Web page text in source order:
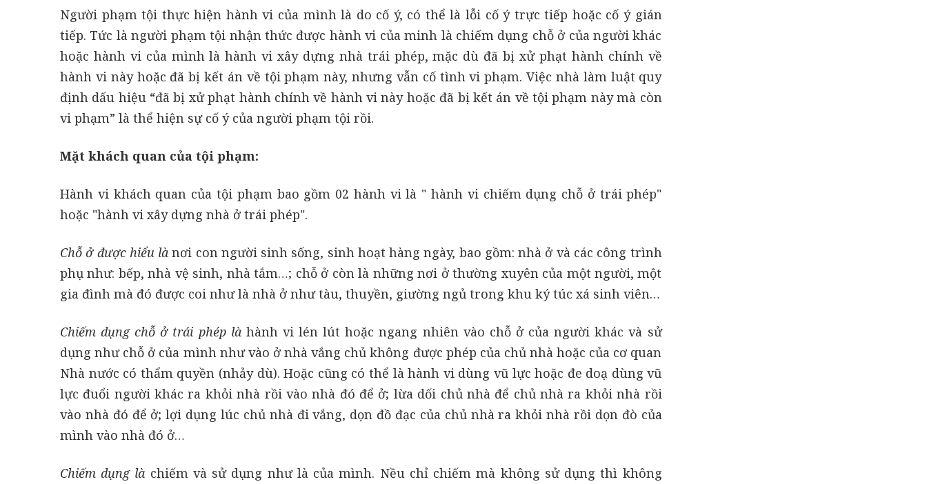
Người phạm tội thực hiện hành vi của mình là do cố ý, có thể là lỗi cố ý trực tiếp hoặc cố ý gián
tiếp. Tức là người phạm tội nhận thức được hành vi của minh là chiếm dụng chỗ ở của người khác
hoặc hành vi của mình là hành vi xây dựng nhà trái phép, mặc dù đã bị xử phạt hành chính về
hành vi này hoặc đã bị kết án về tội phạm này, nhưng vẫn cố tình vi phạm. Việc nhà làm luật quy
định dấu hiệu “đã bị xử phạt hành chính về hành vi này hoặc đã bị kết án về tội phạm này mà còn
vi phạm” là thể hiện sự cố ý của người phạm tội rồi.
Mặt khách quan của tội phạm:
Hành vi khách quan của tội phạm bao gồm 02 hành vi là " hành vi chiếm dụng chỗ ở trái phép"
hoặc "hành vi xây dựng nhà ở trái phép".
Chỗ ở được hiểu lànơi con người sinh sống, sinh hoạt hàng ngày, bao gồm: nhà ở và các công trình
phụ như: bếp, nhà vệ sinh, nhà tắm…; chỗ ở còn là những nơi ở thường xuyên của một người, một
gia đình mà đó được coi như là nhà ở như tàu, thuyền, giường ngủ trong khu ký túc xá sinh viên…
Chiếm dụng chỗ ở trái phép làhành vi lén lút hoặc ngang nhiên vào chỗ ở của người khác và sử
dụng như chỗ ở của mình như vào ở nhà vắng chủ không được phép của chủ nhà hoặc của cơ quan
Nhà nước có thẩm quyền (nhảy dù). Hoặc cũng có thể là hành vi dùng vũ lực hoặc đe doạ dùng vũ
lực đuổi người khác ra khỏi nhà rồi vào nhà đó để ở; lừa dối chủ nhà để chủ nhà ra khỏi nhà rồi
vào nhà đó để ở; lợi dụng lúc chủ nhà đi vắng, dọn đồ đạc của chủ nhà ra khỏi nhà rồi dọn đò của
mình vào nhà đó ở…
Chiếm dụng là chiếm và sử dụng như là của mình. Nều chỉ chiếm mà không sử dụng thì không